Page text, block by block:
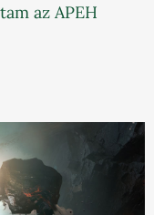
az APEH